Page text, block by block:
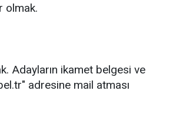
olmak.
Adayların ikamet belgesi ve
" adresine mail atması